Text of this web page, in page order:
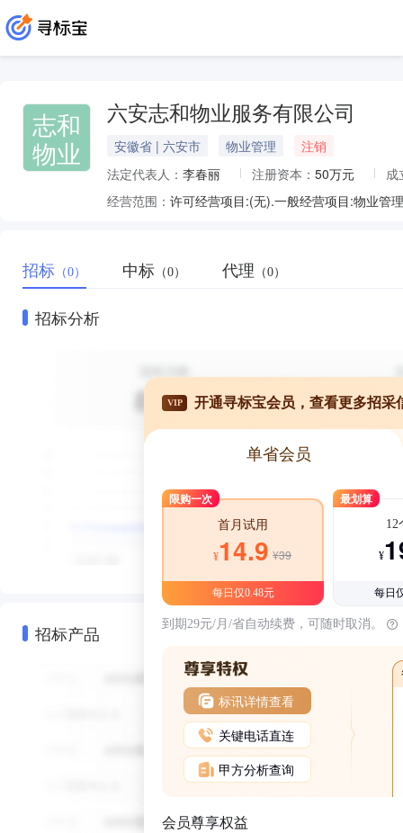
志和
物业
六安志和物业服务有限公司
安徽省 | 六安市 物业管理
注销
法定代表人： 李春丽 注册资本： 50万元
成
经营范围： 许可经营项目:(无).一般经营项目:物业管
招标 （0） 中标 （0） 代理 （0）
招标分析
招标产品
VIP 开通寻标宝会员，查看更多招采
单省会员
限购一次
首月试用
¥14.9 ¥39
每日仅0.48元
最划算
12
¥
每日
到期29元/月/省自动续费，可随时取消。
标讯详情查看
关键电话直连
甲方分析查询
会员尊享权益